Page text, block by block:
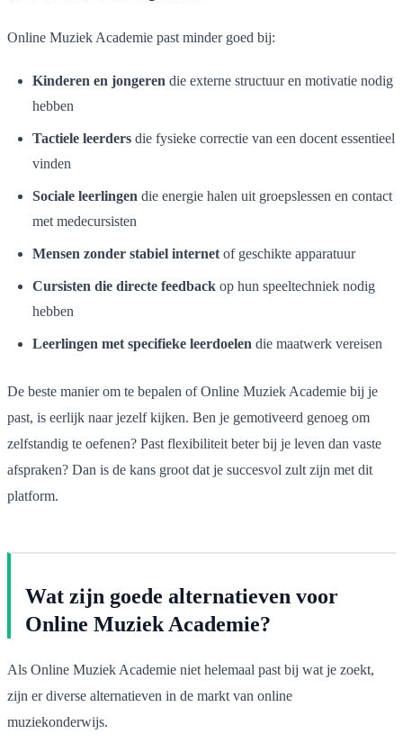
Online Muziek Academie past minder goed bij:
Kinderen en jongeren die externe structuur en motivatie nodig
hebben
Tactiele leerders die fysieke correctie van een docent essentieel
vinden
Sociale leerlingen die energie halen uit groepslessen en contact
met medecursisten
Mensen zonder stabiel internet of geschikte apparatuur
Cursisten die directe feedback op hun speeltechniek nodig
hebben
Leerlingen met specifieke leerdoelen die maatwerk vereisen
De beste manier om te bepalen of Online Muziek Academie bij je
past, is eerlijk naar jezelf kijken. Ben je gemotiveerd genoeg om
zelfstandig te oefenen? Past flexibiliteit beter bij je leven dan vaste
afspraken? Dan is de kans groot dat je succesvol zult zijn met dit
platform.
Wat zijn goede alternatieven voor
Online Muziek Academie?
Als Online Muziek Academie niet helemaal past bij wat je zoekt,
zijn er diverse alternatieven in de markt van online
muziekonderwijs.